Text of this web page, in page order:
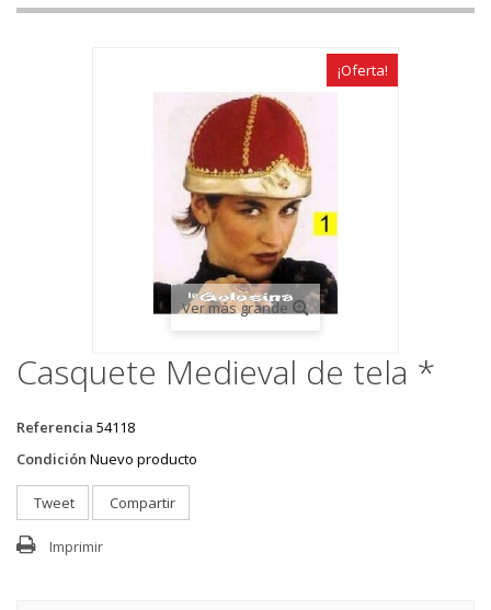
+
COMPLEMENTOS
¡Oferta!
Ver más grande
Casquete Medieval de tela *
Referencia 54118
Condición Nuevo producto
Tweet Compartir
Imprimir